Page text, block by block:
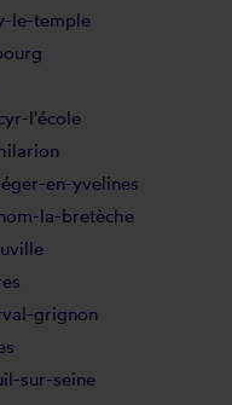
le-temple
l'école
en-yvelines
la-bretèche
grignon
sur-seine